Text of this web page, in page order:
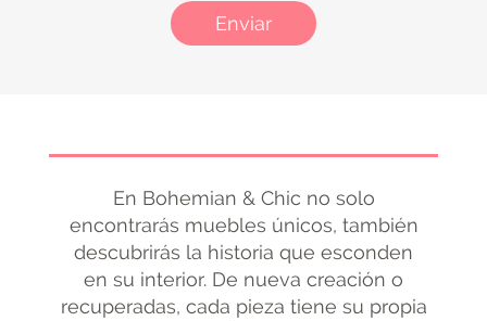
Enviar
En Bohemian & Chic no solo
encontrarás muebles únicos, también
descubrirás la historia que esconden
en su interior. De nueva creación o
recuperadas, cada pieza tiene su propia